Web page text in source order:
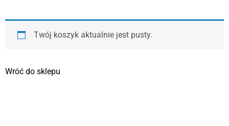
Twój koszyk aktualnie jest pusty.
Wróć do sklepu